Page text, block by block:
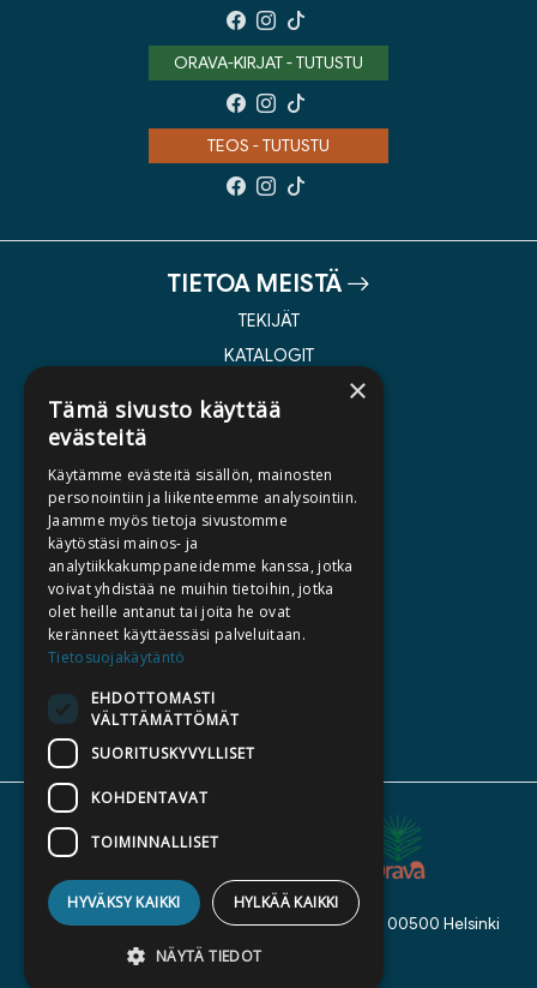
ORAVA-KIRJAT - TUTUSTU
TEOS - TUTUSTU
TIETOA MEISTÄ
TEKIJÄT
KATALOGIT
KIRJA TILAUSTYÖNÄ
MEDIALLE
LASKUTUSOSOITTEET
SILTALA.FI
ENNAKKOTILATTAVAT
LAHJAKORTTI
Kustannusosakeyhtiö Siltala, Suvilahdenkatu 7, 00500 Helsinki
© 2026 Siltala
×
Tämä sivusto käyttää
evästeitä
Käytämme evästeitä sisällön, mainosten
personointiin ja liikenteemme analysointiin.
Jaamme myös tietoja sivustomme
käytöstäsi mainos- ja
analytiikkakumppaneidemme kanssa, jotka
voivat yhdistää ne muihin tietoihin, jotka
olet heille antanut tai joita he ovat
keränneet käyttäessäsi palveluitaan.
Tietosuojakäytäntö
EHDOTTOMASTI
VÄLTTÄMÄTTÖMÄT
SUORITUSKYVYLLISET
KOHDENTAVAT
TOIMINNALLISET
HYVÄKSY KAIKKI HYLKÄÄ KAIKKI
NÄYTÄ TIEDOT